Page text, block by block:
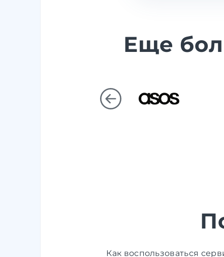
Еще
Как воспользоваться